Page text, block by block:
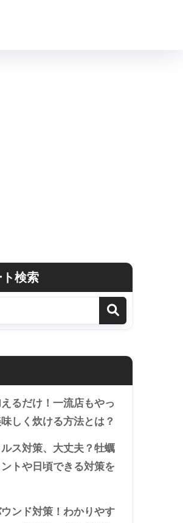
検索
るだけ！一流店もやっ
しく炊ける方法とは？
ス対策、大丈夫？牡蠣
トや日頃できる対策を
ンド対策！わかりやす